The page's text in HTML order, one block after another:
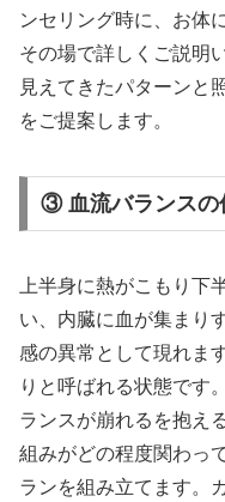
ンセリング時に、お体
その場で詳しくご説明
見えてきたパターンと
をご提案します。
③ 血流バランスの
上半身に熱がこもり下
い、内臓に血が集ま
感の異常として現れま
りと呼ばれる状態です
ランスが崩れるを抱え
組みがどの程度関わっ
ランを組み立てます。